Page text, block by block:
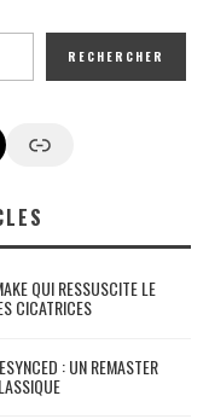
RECHERCHER
Google News
QUI RESSUSCITE LE
CICATRICES
: UN REMASTER